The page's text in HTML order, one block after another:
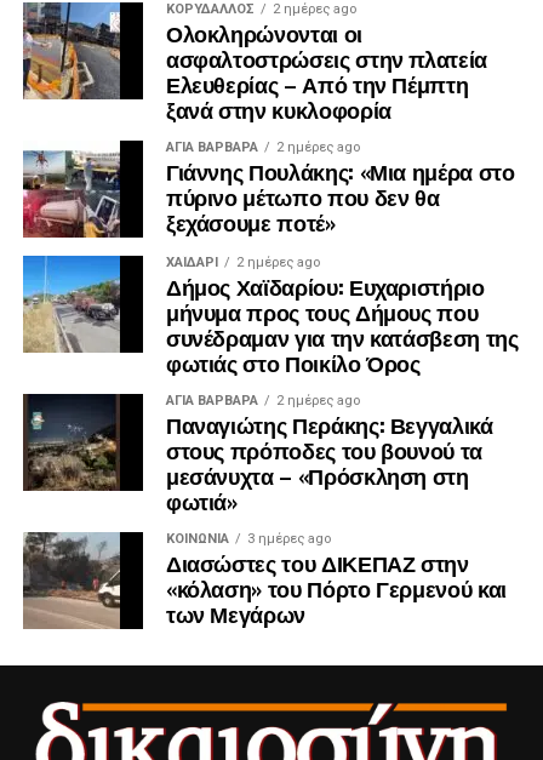
ΚΟΡΥΔΑΛΛΟΣ 2 ημέρες ago
Ολοκληρώνονται οι
ασφαλτοστρώσεις στην πλατεία
Ελευθερίας – Από την Πέμπτη
ξανά στην κυκλοφορία
ΑΓΙΑ ΒΑΡΒΑΡΑ 2 ημέρες ago
Γιάννης Πουλάκης: «Μια ημέρα στο
πύρινο μέτωπο που δεν θα
ξεχάσουμε ποτέ»
ΧΑΪΔΑΡΙ 2 ημέρες ago
Δήμος Χαϊδαρίου: Ευχαριστήριο
μήνυμα προς τους Δήμους που
συνέδραμαν για την κατάσβεση της
φωτιάς στο Ποικίλο Όρος
ΑΓΙΑ ΒΑΡΒΑΡΑ 2 ημέρες ago
Παναγιώτης Περάκης: Βεγγαλικά
στους πρόποδες του βουνού τα
μεσάνυχτα – «Πρόσκληση στη
φωτιά»
ΚΟΙΝΩΝΊΑ 3 ημέρες ago
Διασώστες του ΔΙΚΕΠΑΖ στην
«κόλαση» του Πόρτο Γερμενού και
των Μεγάρων